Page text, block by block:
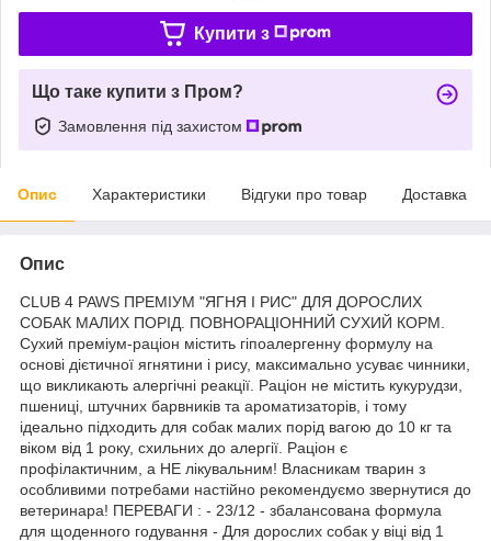
Купити з
Що таке купити з Пром?
Замовлення під захистом
Опис Характеристики Відгуки про товар Доставка
Опис
CLUB 4 PAWS ПРЕМІУМ "ЯГНЯ І РИС" ДЛЯ ДОРОСЛИХ
СОБАК МАЛИХ ПОРІД. ПОВНОРАЦІОННИЙ СУХИЙ КОРМ.
Сухий преміум-раціон містить гіпоалергенну формулу на
основі дієтичної ягнятини і рису, максимально усуває чинники,
що викликають алергічні реакції. Раціон не містить кукурудзи,
пшениці, штучних барвників та ароматизаторів, і тому
ідеально підходить для собак малих порід вагою до 10 кг та
віком від 1 року, схильних до алергії. Раціон є
профілактичним, а НЕ лікувальним! Власникам тварин з
особливими потребами настійно рекомендуємо звернутися до
ветеринара! ПЕРЕВАГИ : - 23/12 - збалансована формула
для щоденного годування - Для дорослих собак у віці від 1